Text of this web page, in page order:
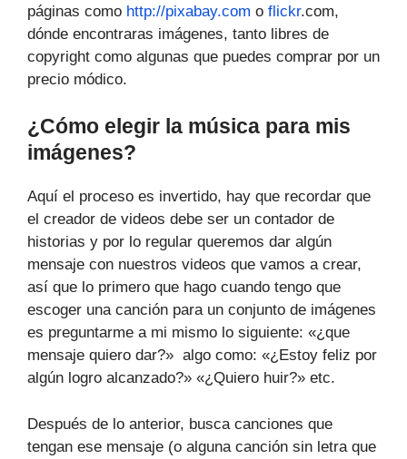
páginas como http://pixabay.com o flickr.com,
dónde encontraras imágenes, tanto libres de
copyright como algunas que puedes comprar por un
precio módico.
¿Cómo elegir la música para mis
imágenes?
Aquí el proceso es invertido, hay que recordar que
el creador de videos debe ser un contador de
historias y por lo regular queremos dar algún
mensaje con nuestros videos que vamos a crear,
así que lo primero que hago cuando tengo que
escoger una canción para un conjunto de imágenes
es preguntarme a mi mismo lo siguiente: «¿que
mensaje quiero dar?» algo como: «¿Estoy feliz por
algún logro alcanzado?» «¿Quiero huir?» etc.
Después de lo anterior, busca canciones que
tengan ese mensaje (o alguna canción sin letra que